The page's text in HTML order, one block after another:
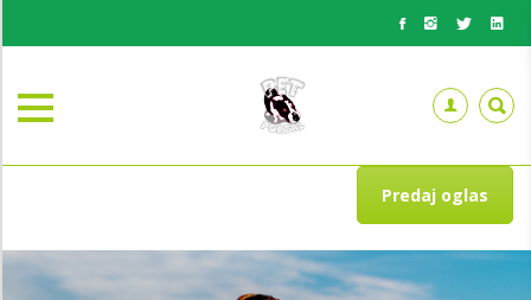
Predaj oglas